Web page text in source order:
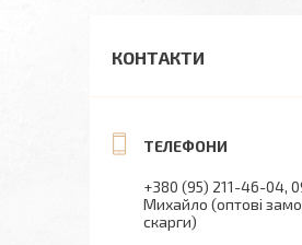
КОНТАКТИ
+380 (95) 211-46-04
Михайло (оптові
скарги)